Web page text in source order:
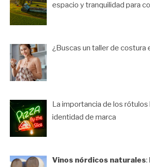
espacio y tranquilidad para
¿Buscas un taller de costura
La importancia de los rótulos
identidad de marca
Vinos nórdicos naturales: